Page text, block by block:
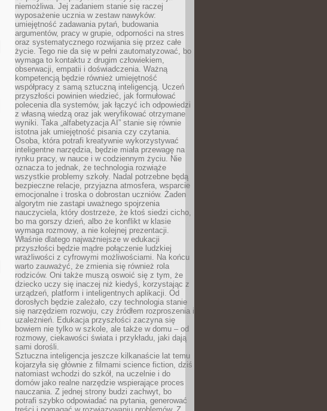
niemożliwa. Jej zadaniem stanie się raczej
wyposażenie ucznia w zestaw nawyków:
umiejętność zadawania pytań, budowania
argumentów, pracy w grupie, odporności na stres
oraz systematycznego rozwijania się przez całe
życie. Tego nie da się w pełni zautomatyzować, bo
wymaga to kontaktu z drugim człowiekiem,
obserwacji, empatii i doświadczenia. Ważną
kompetencją będzie również umiejętność
współpracy z samą sztuczną inteligencją. Uczeń
przyszłości powinien wiedzieć, jak formułować
polecenia dla systemów, jak łączyć ich odpowiedzi
z własną wiedzą oraz jak weryfikować otrzymane
wyniki. Taka „alfabetyzacja AI” stanie się równie
istotna jak umiejętność pisania czy czytania.
Osoba, która potrafi kreatywnie wykorzystywać
inteligentne narzędzia, będzie miała przewagę na
rynku pracy, w nauce i w codziennym życiu. Nie
oznacza to jednak, że technologia rozwiąże
wszystkie problemy szkoły. Nadal potrzebne będą
bezpieczne relacje, przyjazna atmosfera, wsparcie
emocjonalne i troska o dobrostan uczniów. Żaden
algorytm nie zastąpi uważnego spojrzenia
nauczyciela, który dostrzeże, że ktoś siedzi cicho,
bo ma gorszy dzień, albo że konflikt w klasie
wymaga rozmowy, a nie kolejnej prezentacji.
Właśnie dlatego najważniejsze w edukacji
przyszłości będzie mądre połączenie ludzkiej
wrażliwości z cyfrowymi możliwościami. Na końcu
warto zauważyć, że zmienia się również rola
rodziców. Oni także muszą oswoić się z tym, że
dziecko uczy się inaczej niż kiedyś, korzystając z
urządzeń, platform i inteligentnych aplikacji. Od
dorosłych będzie zależało, czy technologia stanie
się narzędziem rozwoju, czy źródłem rozproszenia i
uzależnień. Edukacja przyszłości zaczyna się
bowiem nie tylko w szkole, ale także w domu – od
rozmowy, ciekawości świata i przykładu, jaki dają
sami dorośli.
Sztuczna inteligencja jeszcze kilkanaście lat temu
kojarzyła się głównie z filmami science fiction, dziś
natomiast wchodzi do szkół, na uczelnie i do
domów jako realne narzędzie wspierające proces
nauczania. Z jednej strony budzi zachwyt, bo
potrafi szybko odpowiadać na pytania, generować